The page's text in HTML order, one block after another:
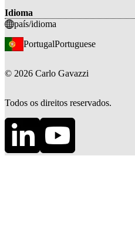
Idioma
país/idioma
PortugalPortuguese
© 2026 Carlo Gavazzi
Todos os direitos reservados.